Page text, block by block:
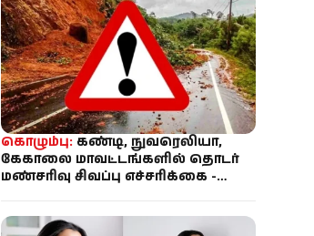
கொழும்பு: கண்டி, நுவரெலியா,
கேகாலை மாவட்டங்களில் தொடர்
மண்சரிவு சிவப்பு எச்சரிக்கை -